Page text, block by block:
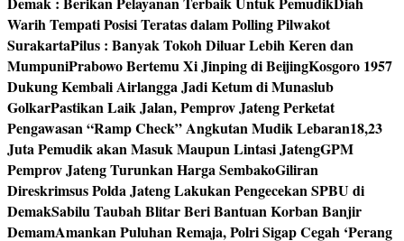
Warih Tempati Posisi Teratas dalam Polling Pilwakot
SurakartaPilus : Banyak Tokoh Diluar Lebih Keren dan
MumpuniPrabowo Bertemu Xi Jinping di BeijingKosgoro 1957
Dukung Kembali Airlangga Jadi Ketum di Munaslub
GolkarPastikan Laik Jalan, Pemprov Jateng Perketat
Pengawasan “Ramp Check” Angkutan Mudik Lebaran18,23
Juta Pemudik akan Masuk Maupun Lintasi JatengGPM
Pemprov Jateng Turunkan Harga SembakoGiliran
Direskrimsus Polda Jateng Lakukan Pengecekan SPBU di
DemakSabilu Taubah Blitar Beri Bantuan Korban Banjir
DemamAmankan Puluhan Remaja, Polri Sigap Cegah ‘Perang